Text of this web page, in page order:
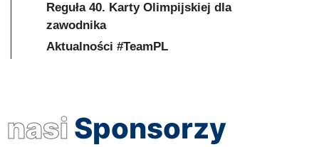
Reguła 40. Karty Olimpijskiej dla
zawodnika
Aktualności #TeamPL
nasi Sponsorzy